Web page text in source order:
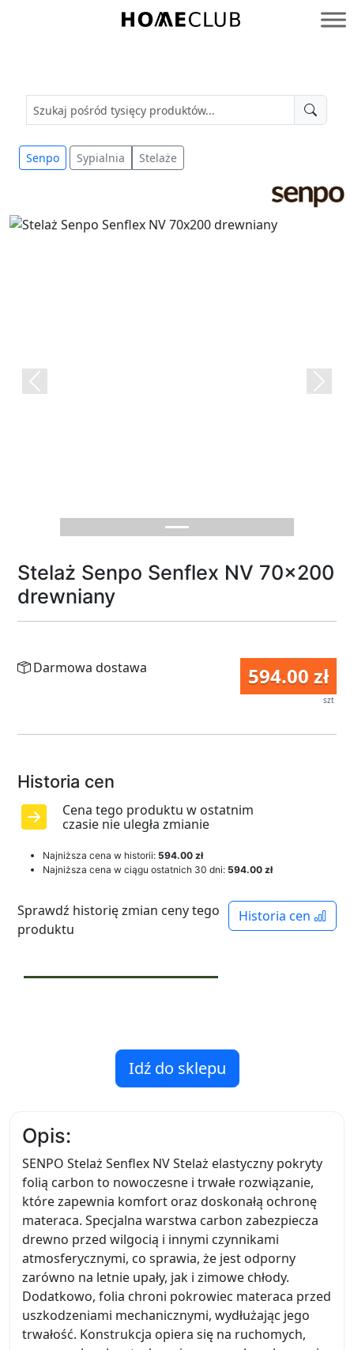
Homeclub
Senpo Sypialnia Stelaże
Previous Next
Stelaż Senpo Senflex NV 70x200
drewniany
594.00 zł
szt
Darmowa dostawa
Historia cen
Cena tego produktu w ostatnim
czasie nie uległa zmianie
Najniższa cena w historii: 594.00 zł
Najniższa cena w ciągu ostatnich 30 dni: 594.00 zł
Historia cen
Sprawdź historię zmian ceny tego
produktu
Idź do sklepu
Opis:
SENPO Stelaż Senflex NV Stelaż elastyczny pokryty
folią carbon to nowoczesne i trwałe rozwiązanie,
które zapewnia komfort oraz doskonałą ochronę
materaca. Specjalna warstwa carbon zabezpiecza
drewno przed wilgocią i innymi czynnikami
atmosferycznymi, co sprawia, że jest odporny
zarówno na letnie upały, jak i zimowe chłody.
Dodatkowo, folia chroni pokrowiec materaca przed
uszkodzeniami mechanicznymi, wydłużając jego
trwałość. Konstrukcja opiera się na ruchomych,